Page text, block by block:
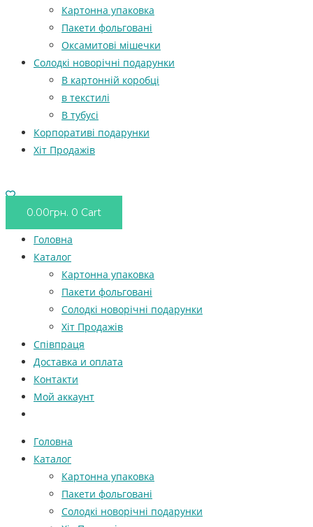
Картонна упаковка
Пакети фольговані
Оксамитові мішечки
Солодкі новорічні подарунки
В картонній коробці
в текстилі
В тубусі
Корпоративі подарунки
Хіт Продажів
0.00грн. 0 Cart
Головна
Каталог
Картонна упаковка
Пакети фольговані
Солодкі новорічні подарунки
Хіт Продажів
Співпраця
Доставка и оплата
Контакти
Мой аккаунт
Головна
Каталог
Картонна упаковка
Пакети фольговані
Солодкі новорічні подарунки